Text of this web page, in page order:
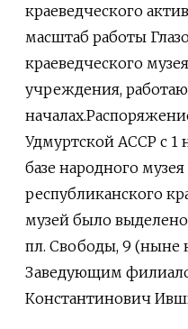
краеведческого
масштаб работы
краеведческого
учреждения,
Удмуртской АССР с 1
базе народного
республиканского
музей было
пл. Свободы, 9 (ныне
Заведующим
Константинович